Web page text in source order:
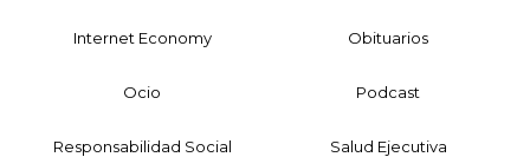
Internet Economy Obituarios
Ocio Podcast
Responsabilidad Social Salud Ejecutiva